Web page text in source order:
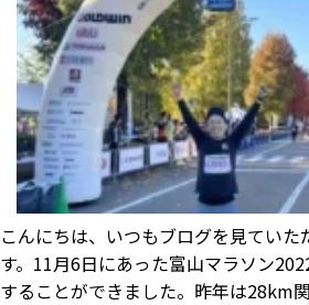
こんにちは、いつもブログを見ていた
す。11月6日にあった富山マラソン
することができました。昨年は28km